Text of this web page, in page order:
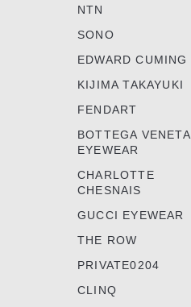
NTN
SONO
EDWARD CUMING
KIJIMA TAKAYUKI
FENDART
BOTTEGA VENETA
EYEWEAR
CHARLOTTE
CHESNAIS
GUCCI EYEWEAR
THE ROW
PRIVATE0204
CLINQ